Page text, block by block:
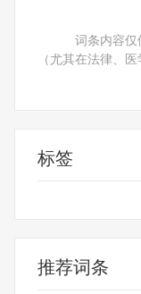
词条内容
（尤其在法律、
标签
推荐词条